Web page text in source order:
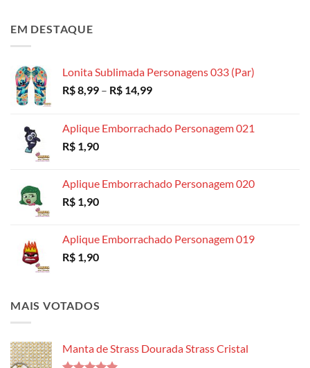
EM DESTAQUE
Lonita Sublimada Personagens 033 (Par)
R$8,99 – R$ 14,99Faixa
R$ 8,99
Aplique Emborrachado Personagem 021
R$ 1,90
Aplique Emborrachado Personagem 020
R$ 1,90
Aplique Emborrachado Personagem 019
R$ 1,90
MAIS VOTADOS
Manta de Strass Dourada Strass Cristal